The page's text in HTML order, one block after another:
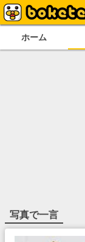
ホーム
写真で一言